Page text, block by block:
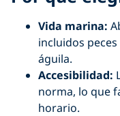
Vida marina:
incluidos
águila.
Accesibilidad:
norma, lo que
horario.